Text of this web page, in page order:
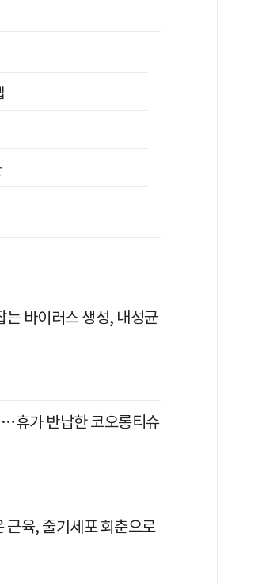
바이러스 생성, 내성균
휴가 반납한 코오롱티슈
근육, 줄기세포 회춘으로